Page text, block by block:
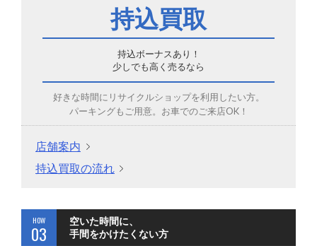
持込買取
持込ボーナスあり！
少しでも高く売るなら
好きな時間にリサイクルショップを利用したい方。
パーキングもご用意。お車でのご来店OK！
店舗案内
持込買取の流れ
HOW
03
空いた時間に、
手間をかけたくない方